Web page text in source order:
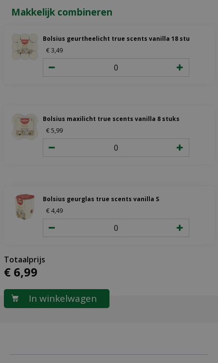
Makkelijk combineren
Bolsius geurtheelicht true scents vanilla 18 stuks
€3,49
Bolsius maxilicht true scents vanilla 8 stuks
€5,99
Bolsius geurglas true scents vanilla S
€4,49
€ 6,99